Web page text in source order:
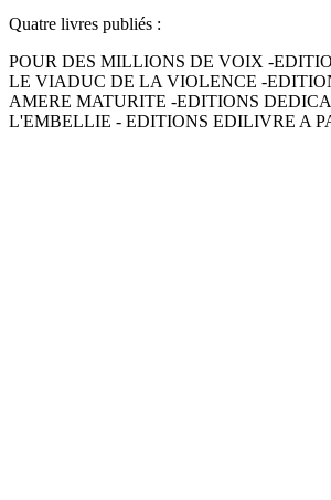
Quatre livres publiés :
POUR DES MILLIONS DE VOIX -
LE VIADUC DE LA VIOLENCE -
AMERE MATURITE -EDITIONS
L'EMBELLIE - EDITIONS EDILIVRE A